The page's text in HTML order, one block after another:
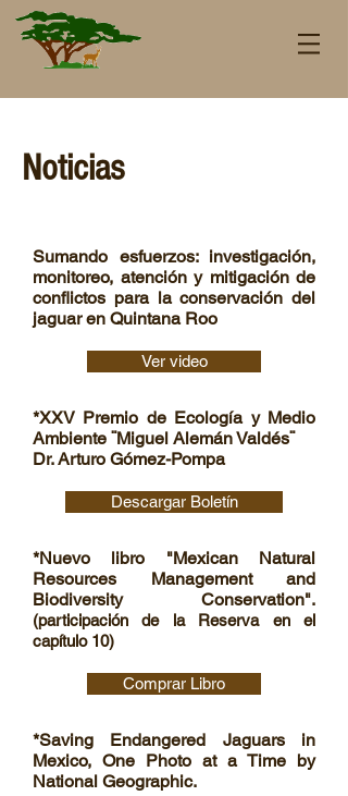
Noticias
Sumando esfuerzos: investigación,
monitoreo, atención y mitigación de
conflictos para la conservación del
jaguar en Quintana Roo
Ver video
*XXV Premio de Ecología y Medio
Ambiente ¨Miguel Alemán Valdés¨
Dr. Arturo Gómez-Pompa
Descargar Boletín
*Nuevo libro "Mexican Natural
Resources Management and
Biodiversity Conservation".
(participación de la Reserva en el
capítulo 10)
Comprar Libro
*Saving Endangered Jaguars in
Mexico, One Photo at a Time by
National Geographic.